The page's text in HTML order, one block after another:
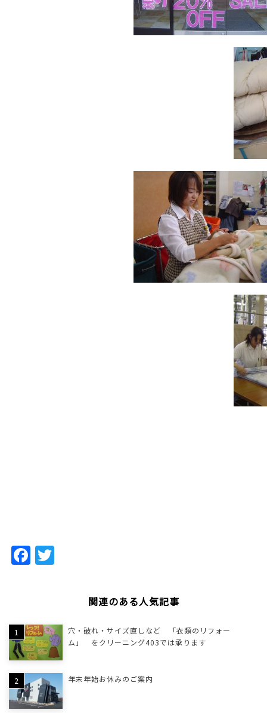
Facebook
関連のある人気記事
穴・破れ・サイズ直しなど 「衣類のリフォー
ム」 をクリーニング403では承ります
年末年始お休みのご案内